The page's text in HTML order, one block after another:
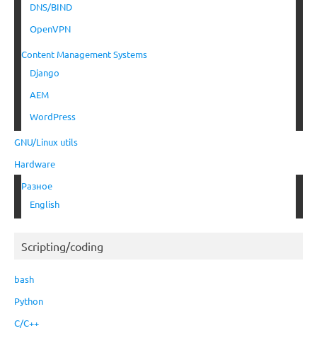
DNS/BIND
OpenVPN
Content Management Systems
Django
AEM
WordPress
GNU/Linux utils
Hardware
Разное
English
Scripting/coding
bash
Python
C/C++